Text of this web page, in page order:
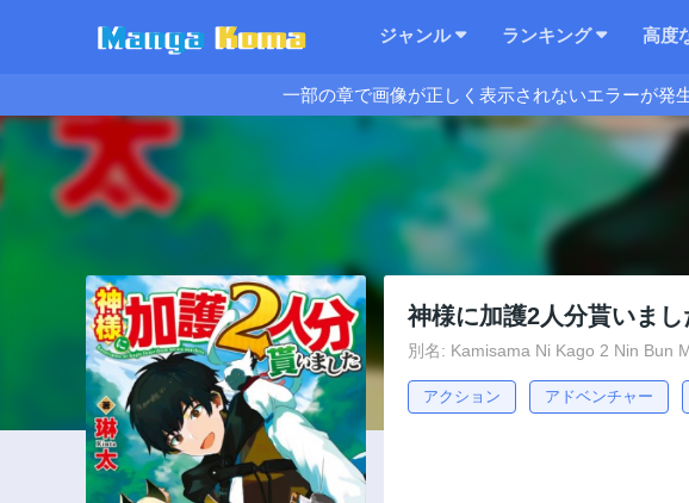
ジャンル ランキング 高度
一部の章で画像が正しく表示されないエラーが発
神様に加護2人分貰いまし
別名: Kamisama Ni Kago 2 Nin Bun
アクション アドベンチャー